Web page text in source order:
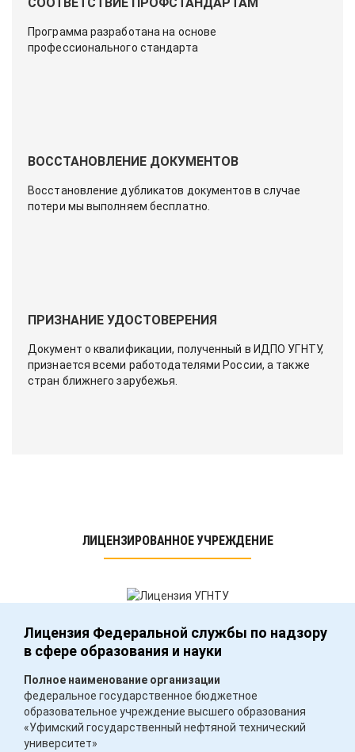
Программа разработана на основе
профессионального стандарта
ВОССТАНОВЛЕНИЕ ДОКУМЕНТОВ
Восстановление дубликатов документов в случае
потери мы выполняем бесплатно.
ПРИЗНАНИЕ УДОСТОВЕРЕНИЯ
Документ о квалификации, полученный в ИДПО УГНТУ,
признается всеми работодателями России, а также
стран ближнего зарубежья.
ЛИЦЕНЗИРОВАННОЕ УЧРЕЖДЕНИЕ
Лицензия Федеральной службы по надзору
в сфере образования и науки
Полное наименование организации
федеральное государственное бюджетное
образовательное учреждение высшего образования
«Уфимский государственный нефтяной технический
университет»